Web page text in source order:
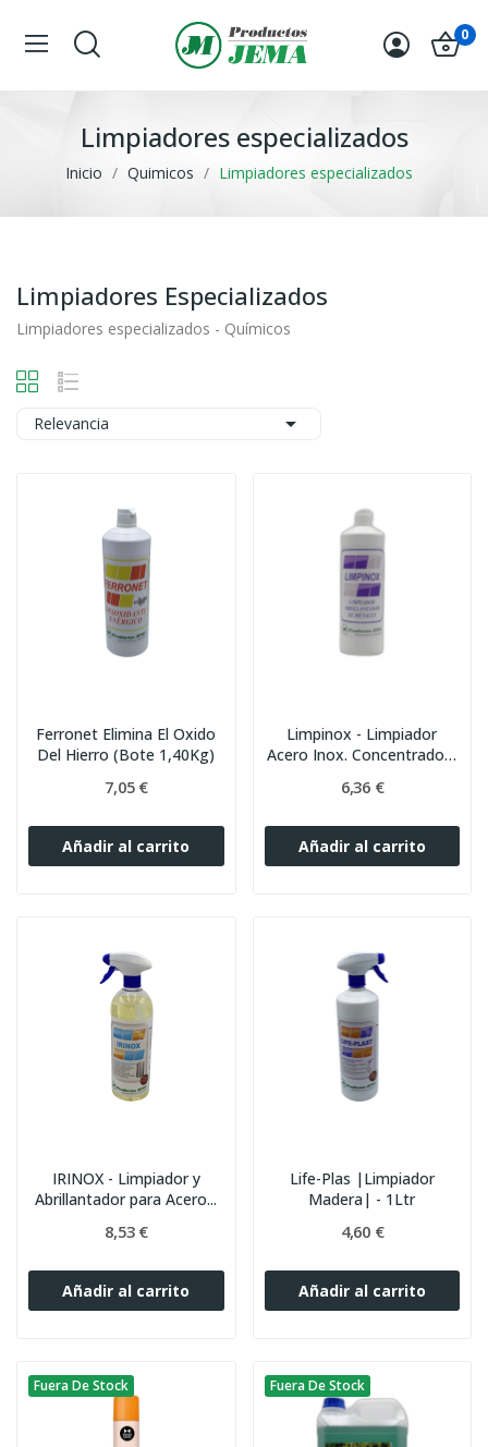
0
Limpiadores especializados
Inicio Quimicos Limpiadores especializados
Limpiadores Especializados
Limpiadores especializados - Químicos
Relevancia 
Ferronet Elimina El Oxido
Del Hierro (Bote 1,40Kg)
7,05 €
Añadir al carrito
Limpinox - Limpiador
Acero Inox. Concentrado |
6,36 €
Añadir al carrito
IRINOX - Limpiador y
Abrillantador para Acero...
8,53 €
Añadir al carrito
Life-Plas |Limpiador
Madera| - 1Ltr
4,60 €
Añadir al carrito
Fuera De Stock Fuera De Stock